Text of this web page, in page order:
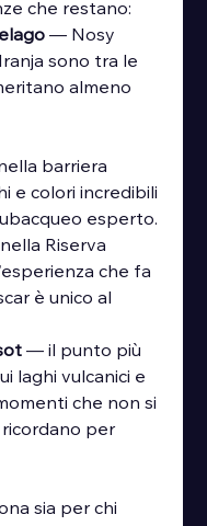
che restano:
— Nosy
sono tra le
almeno
barriera
e colori incredibili
esperto.
nella Riserva
che fa
è unico al
— il punto più
laghi vulcanici e
che non si
per
sia per chi